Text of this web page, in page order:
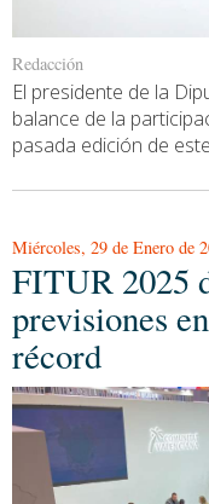
Redacción
El presidente de la
balance de la
pasada edición de
Miércoles, 29 de Enero de
FITUR 2025
previsiones
récord